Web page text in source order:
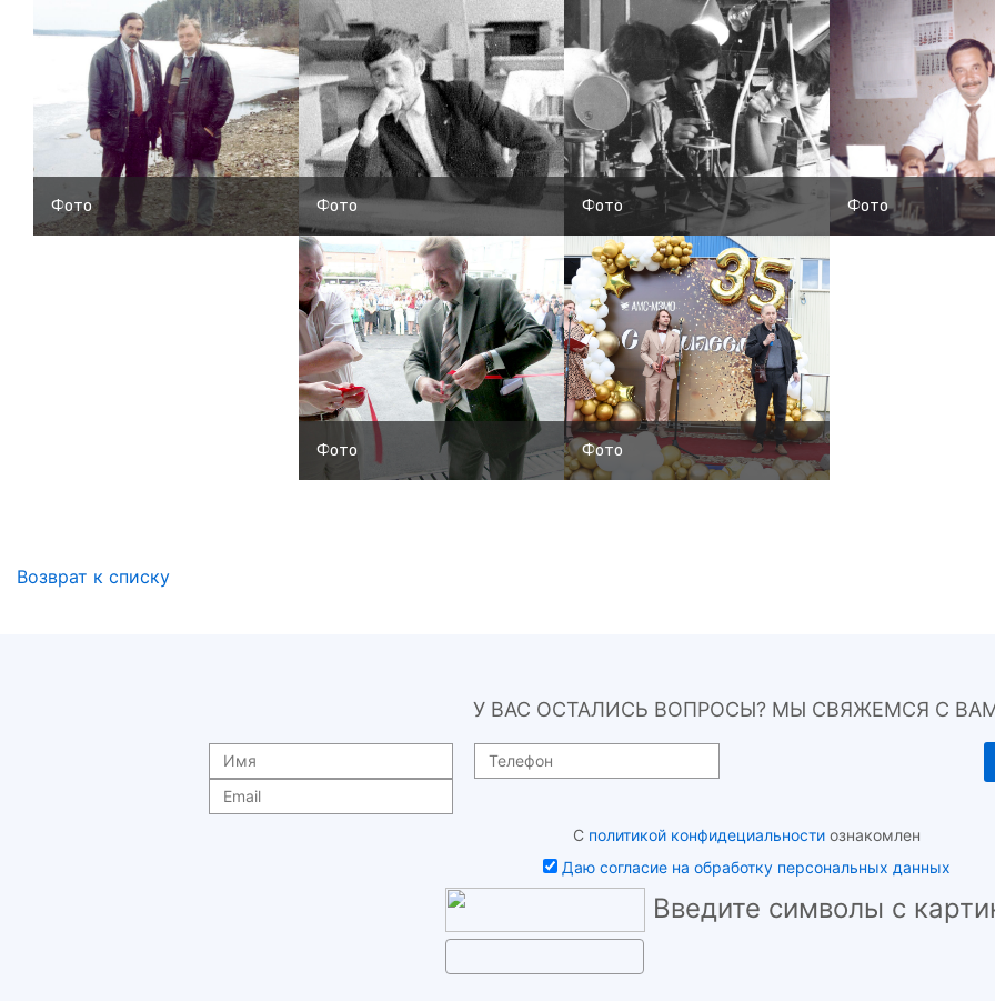
Фото Фото Фото Фото
Фото Фото
Возврат к списку
У ВАС ОСТАЛИСЬ ВОПРОСЫ? МЫ СВЯЖЕМСЯ С
С политикой конфидециальностиознакомлен
Даю согласие на обработку персональных данных
Введите символы с